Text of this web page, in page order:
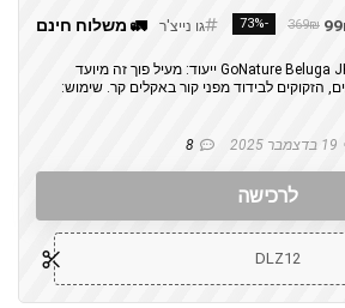
369₪
-73% גו נייצ'ר 🚛 משלוח חינם
מעיל פוך סינטטי גברים GoNature Beluga JKT ייעוד: מעיל פוך זה מיועד
הזקוקים לבידוד מפני קור באקלים קר. שימוש:
19 בדצמבר 2025 8
לרכישה
DLZ12